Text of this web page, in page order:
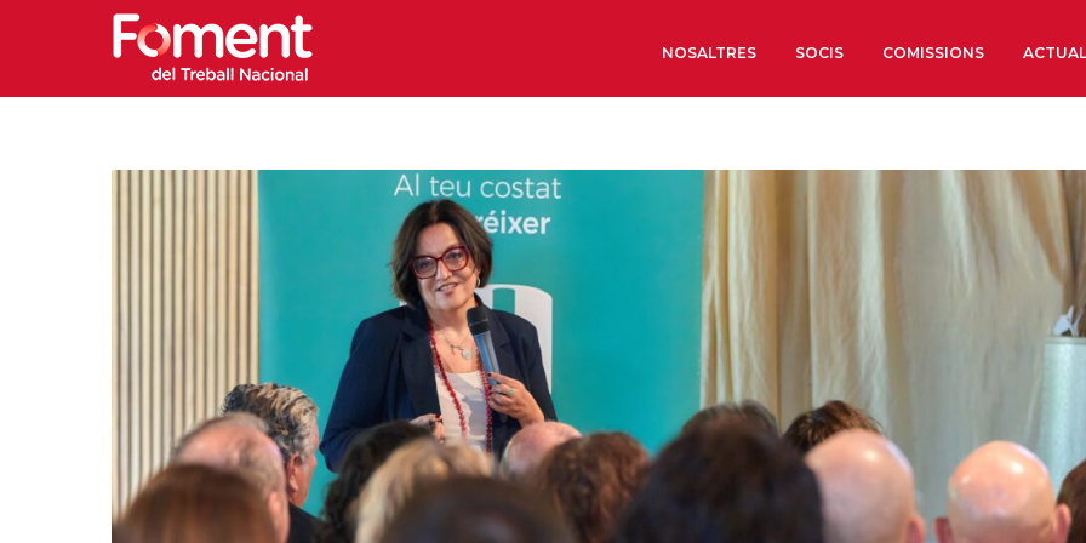
NOSALTRES
Òrgans Consultius
Estructura Executiva
Institut d’Estudis
Societat Barcelonesa
Organitzacions
Coneix més
SOCIS COMISSIONS